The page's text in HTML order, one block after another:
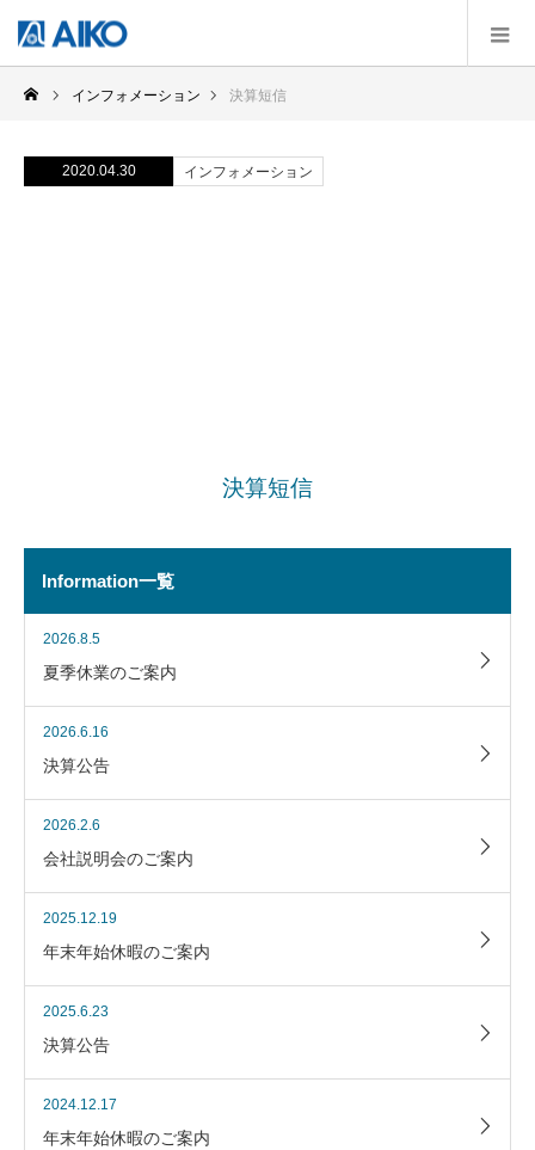
インフォメーション 決算短信
2020.04.30 インフォメーション
決算短信
Information一覧
2026.8.5
夏季休業のご案内
2026.6.16
決算公告
2026.2.6
会社説明会のご案内
2025.12.19
年末年始休暇のご案内
2025.6.23
決算公告
2024.12.17
年末年始休暇のご案内